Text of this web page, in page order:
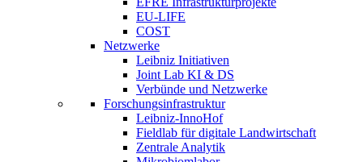
EU-LIFE
COST
Netzwerke
Leibniz Initiativen
Joint Lab KI & DS
Verbünde und Netzwerke
Forschungsinfrastruktur
Leibniz-InnoHof
Fieldlab für digitale Landwirtschaft
Zentrale Analytik